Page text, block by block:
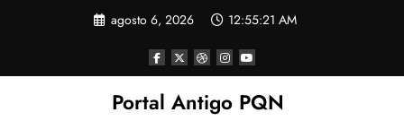
agosto 6, 2026 12:55:22 AM
Portal Antigo PQN